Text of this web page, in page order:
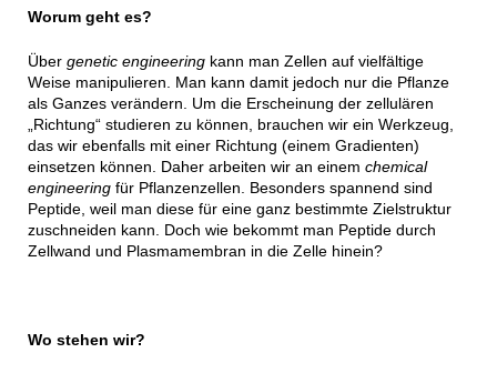
Worum geht es?
Über genetic engineeringkann man Zellen auf vielfältige
Weise manipulieren. Man kann damit jedoch nur die Pflanze
als Ganzes verändern. Um die Erscheinung der zellulären
„Richtung“ studieren zu können, brauchen wir ein Werkzeug,
das wir ebenfalls mit einer Richtung (einem Gradienten)
einsetzen können. Daher arbeiten wir an einem chemical
engineeringfür Pflanzenzellen. Besonders spannend sind
Peptide, weil man diese für eine ganz bestimmte Zielstruktur
zuschneiden kann. Doch wie bekommt man Peptide durch
Zellwand und Plasmamembran in die Zelle hinein?
Wo stehen wir?